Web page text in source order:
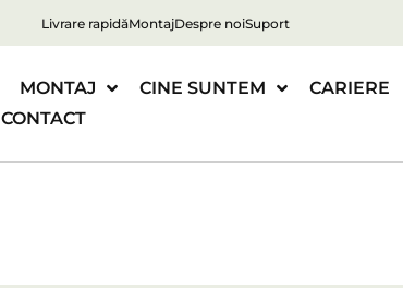
Livrare rapidăMontajDespre noiSuport
MONTAJ CINE SUNTEM
CARIERE
CONTACT